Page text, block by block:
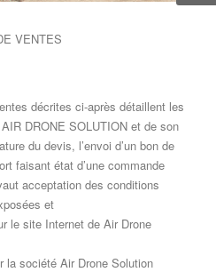
VENTES
décrites ci-après détaillent les
DRONE SOLUTION et de son
du devis, l’envoi d’un bon de
faisant état d’une commande
acceptation des conditions
et
le site Internet de Air Drone
la société Air Drone Solution